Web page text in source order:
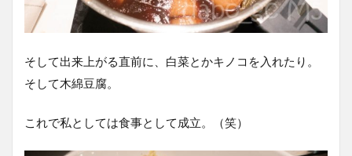
そして出来上がる直前に、白菜とかキノコを入れたり。
そして木綿豆腐。
これで私としては食事として成立。（笑）